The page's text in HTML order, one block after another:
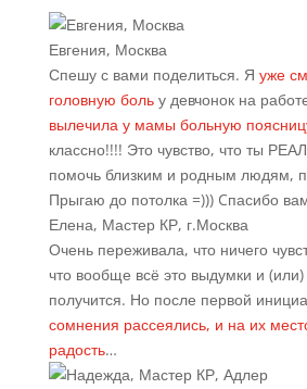
Евгения, Москва
Спешу с вами поделиться. Я уже
головную больу девчонок на
вылечила у мамы больную
классно!!!! Это чувство, что ты
помочь близким и родным людям,
Прыгаю до потолка =))) Cпасибо
Елена, Мастер КР, г.Москва
Очень переживала, что ничего
что вообще всё это выдумки и
получится. Но после первой
сомнения рассеялись, и на их
радость…